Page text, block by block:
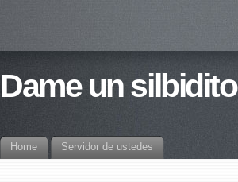
Dame un silbidito
Home Servidor de ustedes